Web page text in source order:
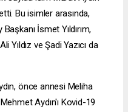
Bu isimler arasında,
Başkanı İsmet Yıldırım,
Yıldız ve Şadi Yazıcı da
önce annesi Meliha
Aydın'ı Kovid-19